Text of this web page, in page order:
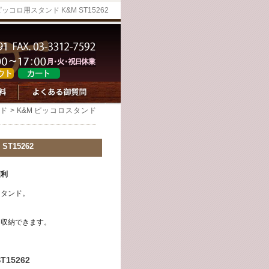
ッコロ用スタンド K&M ST15262
> K&M ピッコロスタンド
ST15262
ンド。
納できます。